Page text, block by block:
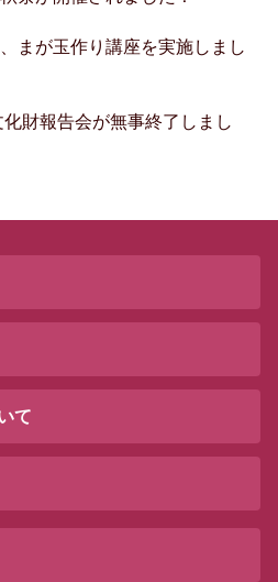
まが玉作り講座を実施しまし
財報告会が無事終了しまし
て